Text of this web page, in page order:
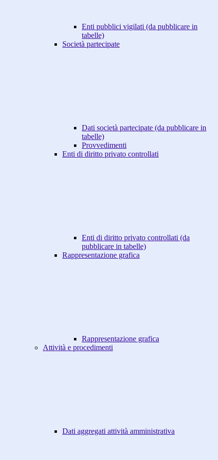
Enti pubblici vigilati (da pubblicare in
tabelle)
Società partecipate
Dati società partecipate (da pubblicare in
tabelle)
Provvedimenti
Enti di diritto privato controllati
Enti di diritto privato controllati (da
pubblicare in tabelle)
Rappresentazione grafica
Rappresentazione grafica
Attività e procedimenti
Dati aggregati attività amministrativa